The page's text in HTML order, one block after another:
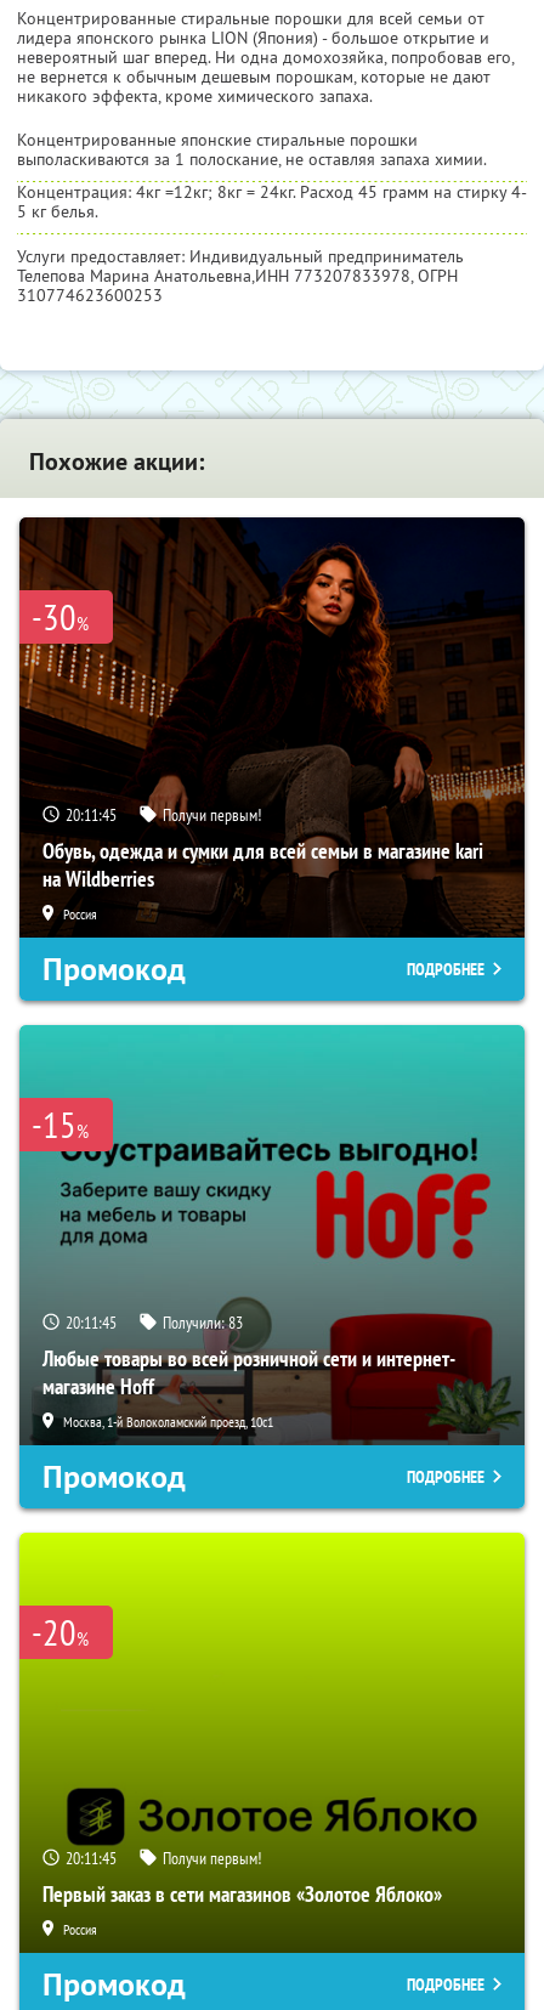
Концентрированные стиральные порошки для всей семьи от
лидера японского рынка LION (Япония) - большое открытие и
невероятный шаг вперед. Ни одна домохозяйка, попробовав его,
не вернется к обычным дешевым порошкам, которые не дают
никакого эффекта, кроме химического запаха.
Концентрированные японские стиральные порошки
выполаскиваются за 1 полоскание, не оставляя запаха химии.
Концентрация: 4кг =12кг; 8кг = 24кг. Расход 45 грамм на стирку 4-
5 кг белья.
Услуги предоставляет: Индивидуальный предприниматель
Телепова Марина Анатольевна,ИНН 773207833978, ОГРН
310774623600253
Похожие акции:
-30%
20:11:44 Получи первым!
Обувь, одежда и сумки для всей семьи в магазине kari
на Wildberries
Россия
Промокод ПОДРОБНЕЕ
-15%
20:11:44 Получили:83
Любые товары во всей розничной сети и интернет-
магазине Hoff
Москва, 1-й Волоколамский проезд, 10с1
Промокод ПОДРОБНЕЕ
-20%
20:11:44 Получи первым!
Первый заказ в сети магазинов «Золотое Яблоко»
Россия
Промокод ПОДРОБНЕЕ